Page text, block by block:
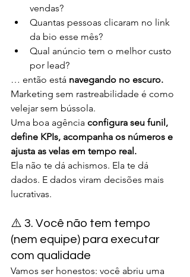
vendas?
Quantas pessoas clicaram no link
da bio esse mês?
Qual anúncio tem o melhor custo
por lead?
… então está navegando no escuro.
Marketing sem rastreabilidade é como
velejar sem bússola.
Uma boa agência configura seu funil,
define KPIs, acompanha os números e
ajusta as velas em tempo real.
Ela não te dá achismos. Ela te dá
dados. E dados viram decisões mais
lucrativas.
⚠️ 3. Você não tem tempo
(nem equipe) para executar
com qualidade
Vamos ser honestos: você abriu uma